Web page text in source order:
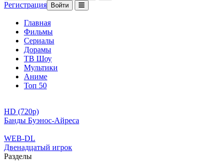
Регистрация Войти
Главная
Фильмы
Сериалы
Дорамы
ТВ Шоу
Мультики
Аниме
Топ 50
HD (720p)
Банды Буэнос-Айреса
WEB-DL
Двенадцатый игрок
Разделы